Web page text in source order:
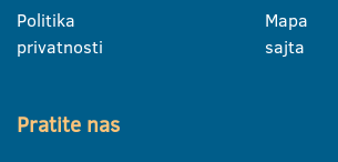
Politika
privatnosti
Mapa
sajta
Pratite nas